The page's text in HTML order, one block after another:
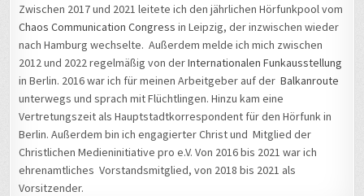
Vertretungszeit als Hauptstadtkorrespondent für den Hörfunk in
Berlin. Außerdem bin ich engagierter Christ und Mitglied der
Christlichen Medieninitiative pro e.V. Von 2016 bis 2021 war ich
ehrenamtliches Vorstandsmitglied, von 2018 bis 2021 als
Vorsitzender.
AM HÄUFIGSTEN GELESEN
Wie aus einem „bösen“ ein „guter“ Hacker wurde – Matthias
Ungethüm hackte bereits die Bundeswehr, die Telekom und die